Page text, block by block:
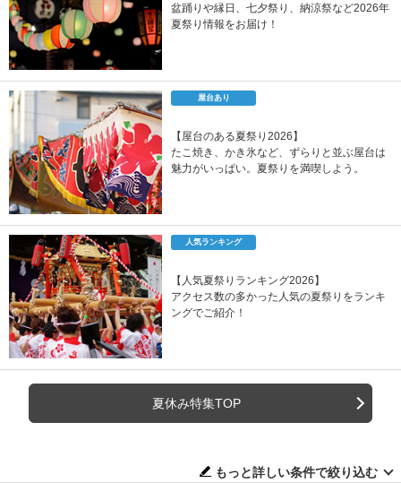
盆踊りや縁日、七夕祭り、納涼祭など2026年
夏祭り情報をお届け！
屋台あり
【屋台のある夏祭り2026】
たこ焼き、かき氷など、ずらりと並ぶ屋台は
魅力がいっぱい。夏祭りを満喫しよう。
人気ランキング
【人気夏祭りランキング2026】
アクセス数の多かった人気の夏祭りをランキ
ングでご紹介！
夏休み特集TOP
もっと詳しい条件で絞り込む